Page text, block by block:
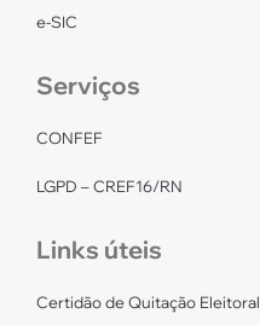
e-SIC
Serviços
CONFEF
LGPD – CREF16/RN
Links úteis
Certidão de Quitação Eleitoral